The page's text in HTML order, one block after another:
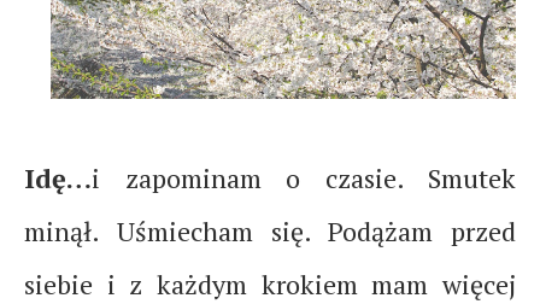
Idę…i zapominam o czasie. Smutek
minął. Uśmiecham się. Podążam przed
siebie i z każdym krokiem mam więcej